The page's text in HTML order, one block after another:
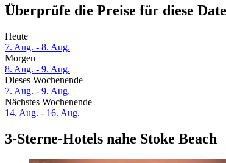
Überprüfe die Preise für diese
Heute
7. Aug. - 8. Aug.
Morgen
8. Aug. - 9. Aug.
Dieses Wochenende
7. Aug. - 9. Aug.
Nächstes Wochenende
14. Aug. - 16. Aug.
3-Sterne-Hotels nahe Stoke Beach